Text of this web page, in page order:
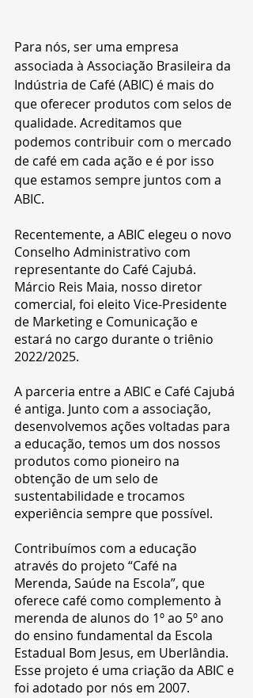
Para nós, ser uma empresa
associada à Associação Brasileira da
Indústria de Café (ABIC) é mais do
que oferecer produtos com selos de
qualidade. Acreditamos que
podemos contribuir com o mercado
de café em cada ação e é por isso
que estamos sempre juntos com a
ABIC.
Recentemente, a ABIC elegeu o novo
Conselho Administrativo com
representante do Café Cajubá.
Márcio Reis Maia, nosso diretor
comercial, foi eleito Vice-Presidente
de Marketing e Comunicação e
estará no cargo durante o triênio
2022/2025.
A parceria entre a ABIC e Café Cajubá
é antiga. Junto com a associação,
desenvolvemos ações voltadas para
a educação, temos um dos nossos
produtos como pioneiro na
obtenção de um selo de
sustentabilidade e trocamos
experiência sempre que possível.
Contribuímos com a educação
através do projeto “Café na
Merenda, Saúde na Escola”, que
oferece café como complemento à
merenda de alunos do 1º ao 5º ano
do ensino fundamental da Escola
Estadual Bom Jesus, em Uberlândia.
Esse projeto é uma criação da ABIC e
foi adotado por nós em 2007.